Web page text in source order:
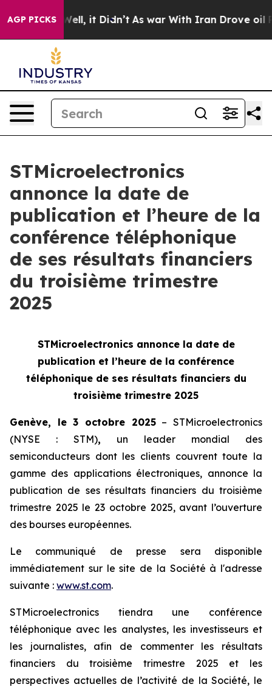
AGP PICKS
40%. Well, it Didn’t As war With Iran Drove oil
STMicroelectronics
annonce la date de
publication et l’heure de la
conférence téléphonique
de ses résultats financiers
du troisième trimestre
2025
STMicroelectronics annonce la date de
publication et l’heure de la conférence
téléphonique de ses résultats financiers du
troisième trimestre 2025
Genève, le 3 octobre 2025– STMicroelectronics
(NYSE : STM), un leader mondial des
semiconducteurs dont les clients couvrent toute la
gamme des applications électroniques, annonce la
publication de ses résultats financiers du troisième
trimestre 2025 le 23 octobre 2025, avant l’ouverture
des bourses européennes.
Le communiqué de presse sera disponible
immédiatement sur le site de la Société à l'adresse
suivante : www.st.com.
STMicroelectronics tiendra une conférence
téléphonique avec les analystes, les investisseurs et
les journalistes, afin de commenter les résultats
financiers du troisième trimestre 2025 et les
perspectives actuelles de l’activité de la Société, le